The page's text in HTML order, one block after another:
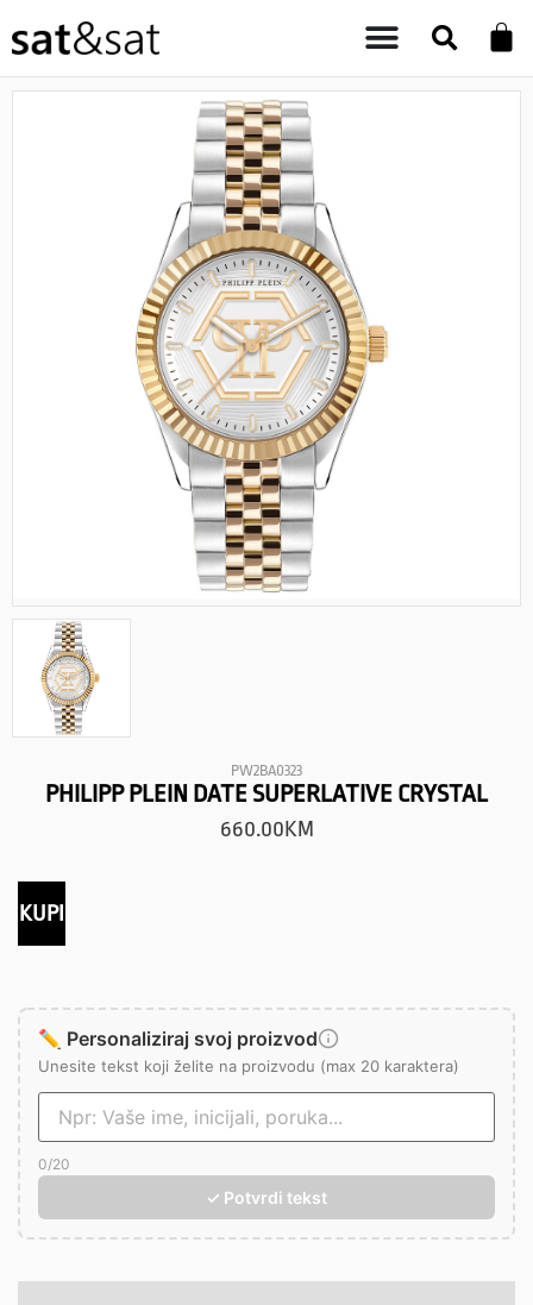
PW2BA0323
PHILIPP PLEIN DATE SUPERLATIVE CRYSTAL
660.00KM
KUPI
✏️ Personaliziraj svoj proizvod
Unesite tekst koji želite na proizvodu (max 20 karaktera)
0/20
✓ Potvrdi tekst